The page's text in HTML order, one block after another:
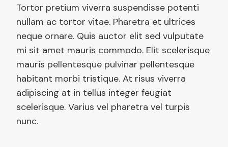
Tortor pretium viverra suspendisse potenti
nullam ac tortor vitae. Pharetra et ultrices
neque ornare. Quis auctor elit sed vulputate
mi sit amet mauris commodo. Elit scelerisque
mauris pellentesque pulvinar pellentesque
habitant morbi tristique. At risus viverra
adipiscing at in tellus integer feugiat
scelerisque. Varius vel pharetra vel turpis
nunc.